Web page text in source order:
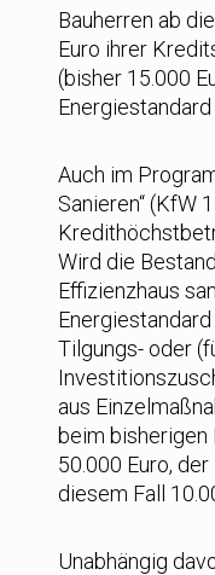
Bauherren ab
Euro ihrer
(bisher 15.000
Energiestandard
Auch im
Sanieren“ (KfW
Wird die
Effizienzhaus
Tilgungs- oder
aus
beim
50.000 Euro,
diesem Fall
Unabhängig